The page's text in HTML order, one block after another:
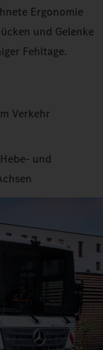
Ergonomie
und Gelenke
Fehltage.
Verkehr
und